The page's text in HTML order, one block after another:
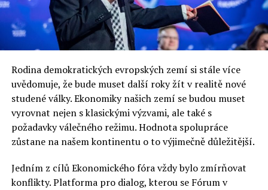
Jaromír Piskoř
redaktor a editor polskodnes.cz
Rodina demokratických evropských zemí si stále více
uvědomuje, že bude muset další roky žít v realitě nové
studené války. Ekonomiky našich zemí se budou muset
vyrovnat nejen s klasickými výzvami, ale také s
požadavky válečného režimu. Hodnota spolupráce
zůstane na našem kontinentu o to výjimečně důležitější.
Jedním z cílů Ekonomického fóra vždy bylo zmírňovat
konflikty. Platforma pro dialog, kterou se Fórum v